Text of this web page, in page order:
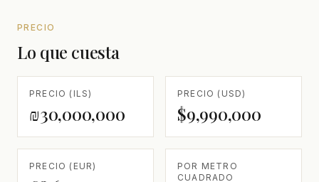
PRECIO
Lo que cuesta
PRECIO (ILS)
₪30,000,000
PRECIO (USD)
$9,990,000
PRECIO (EUR)
POR METRO
CUADRADO